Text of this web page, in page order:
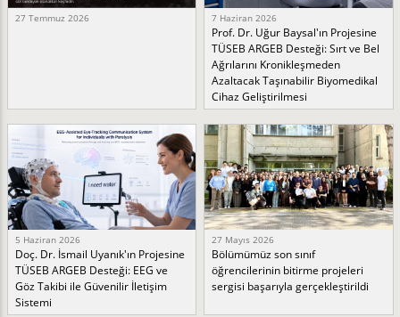
27 Temmuz 2026 7 Haziran 2026
Prof. Dr. Uğur Baysal'ın Projesine
TÜSEB ARGEB Desteği: Sırt ve Bel
Ağrılarını Kronikleşmeden
Azaltacak Taşınabilir Biyomedikal
Cihaz Geliştirilmesi
5 Haziran 2026
Doç. Dr. İsmail Uyanık'ın Projesine
TÜSEB ARGEB Desteği: EEG ve
Göz Takibi ile Güvenilir İletişim
Sistemi
27 Mayıs 2026
Bölümümüz son sınıf
öğrencilerinin bitirme projeleri
sergisi başarıyla gerçekleştirildi